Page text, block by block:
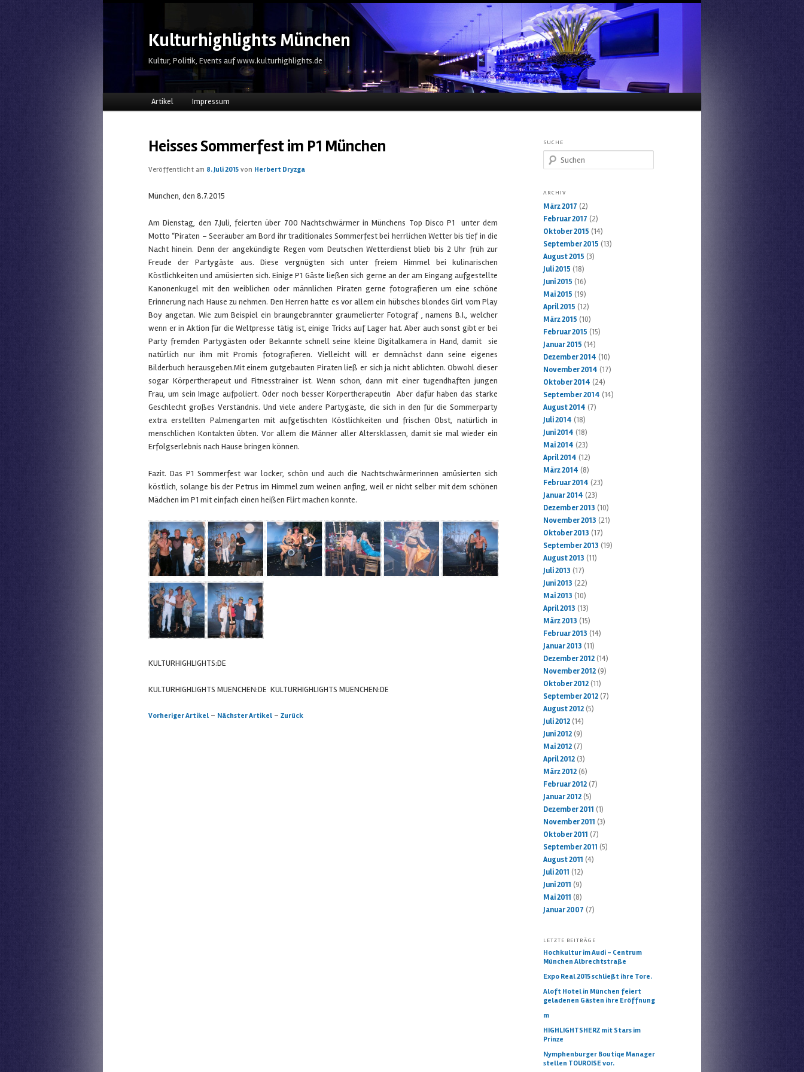
Kulturhighlights München
Kultur, Politik, Events auf www.kulturhighlights.de
Zum Inhalt wechseln
Zum sekundären Inhalt wechseln
Artikel Impressum
Heisses Sommerfest im P1 München
Veröffentlicht am 8. Juli 2015 von Herbert Dryzga
München, den 8.7.2015
Am Dienstag, den 7.Juli, feierten über 700 Nachtschwärmer in Münchens Top Disco P1 unter dem
Motto “Piraten – Seeräuber am Bord ihr traditionales Sommerfest bei herrlichen Wetter bis tief in die
Nacht hinein. Denn der angekündigte Regen vom Deutschen Wetterdienst blieb bis 2 Uhr früh zur
Freude der Partygäste aus. Diese vergnügten sich unter freiem Himmel bei kulinarischen
Köstlichkeiten und amüsierten sich. Einige P1 Gäste ließen sich gerne an der am Eingang aufgestellte
Kanonenkugel mit den weiblichen oder männlichen Piraten gerne fotografieren um eine schöne
Erinnerung nach Hause zu nehmen. Den Herren hatte es vor allem ein hübsches blondes Girl vom Play
Boy angetan. Wie zum Beispiel ein braungebrannter graumelierter Fotograf , namens B.I., welcher
wenn er in Aktion für die Weltpresse tätig ist, einige Tricks auf Lager hat. Aber auch sonst gibt er bei
Party fremden Partygästen oder Bekannte schnell seine kleine Digitalkamera in Hand, damit sie
natürlich nur ihm mit Promis fotografieren. Vielleicht will er demnächst dann seine eigenes
Bilderbuch herausgeben.Mit einem gutgebauten Piraten ließ er sich ja nicht ablichten. Obwohl dieser
sogar Körpertherapeut und Fitnesstrainer ist. Wenn schon, dann mit einer tugendhaften jungen
Frau, um sein Image aufpoliert. Oder noch besser Körpertherapeutin Aber dafür haben das starke
Geschlecht großes Verständnis. Und viele andere Partygäste, die sich in den für die Sommerparty
extra erstellten Palmengarten mit aufgetischten Köstlichkeiten und frischen Obst, natürlich in
menschlichen Kontakten übten. Vor allem die Männer aller Altersklassen, damit sie mal wieder ein
Erfolgserlebnis nach Hause bringen können.
Fazit. Das P1 Sommerfest war locker, schön und auch die Nachtschwärmerinnen amüsierten sich
köstlich, solange bis der Petrus im Himmel zum weinen anfing, weil er nicht selber mit dem schönen
Mädchen im P1 mit einfach einen heißen Flirt machen konnte.
KULTURHIGHLIGHTS:DE
KULTURHIGHLIGHTS MUENCHEN:DE KULTURHIGHLIGHTS MUENCHEN:DE
Artikelnavigation
Vorheriger Artikel - Nächster Artikel - Zurück
SUCHE
Suchen
ARCHIV
März 2017 (2)
Februar 2017 (2)
Oktober 2015 (14)
September 2015 (13)
August 2015 (3)
Juli 2015 (18)
Juni 2015 (16)
Mai 2015 (19)
April 2015 (12)
März 2015 (10)
Februar 2015 (15)
Januar 2015 (14)
Dezember 2014 (10)
November 2014 (17)
Oktober 2014 (24)
September 2014 (14)
August 2014 (7)
Juli 2014 (18)
Juni 2014 (18)
Mai 2014 (23)
April 2014 (12)
März 2014 (8)
Februar 2014 (23)
Januar 2014 (23)
Dezember 2013 (10)
November 2013 (21)
Oktober 2013 (17)
September 2013 (19)
August 2013 (11)
Juli 2013 (17)
Juni 2013 (22)
Mai 2013 (10)
April 2013 (13)
März 2013 (15)
Februar 2013 (14)
Januar 2013 (11)
Dezember 2012 (14)
November 2012 (9)
Oktober 2012 (11)
September 2012 (7)
August 2012 (5)
Juli 2012 (14)
Juni 2012 (9)
Mai 2012 (7)
April 2012 (3)
März 2012 (6)
Februar 2012 (7)
Januar 2012 (5)
Dezember 2011 (1)
November 2011 (3)
Oktober 2011 (7)
September 2011 (5)
August 2011 (4)
Juli 2011 (12)
Juni 2011 (9)
Mai 2011 (8)
Januar 2007 (7)
LETZTE BEITRÄGE
Hochkultur im Audi – Centrum
München Albrechtstraße
Expo Real 2015 schließt ihre Tore.
Aloft Hotel in München feiert
geladenen Gästen ihre Eröffnung
m
HIGHLIGHTSHERZ mit Stars im
Prinze
Nymphenburger Boutiqe Manager
stellen TOUROISE vor.